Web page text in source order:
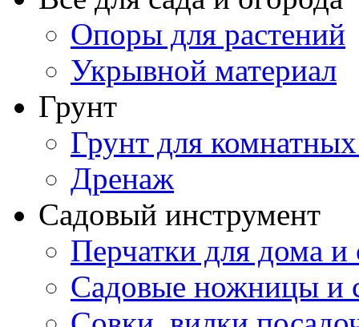
Опоры для растений
Укрывной материал
Грунт
Грунт для
Дренаж
Садовый инструмент
Перчатки для дома и
Садовые ножницы и